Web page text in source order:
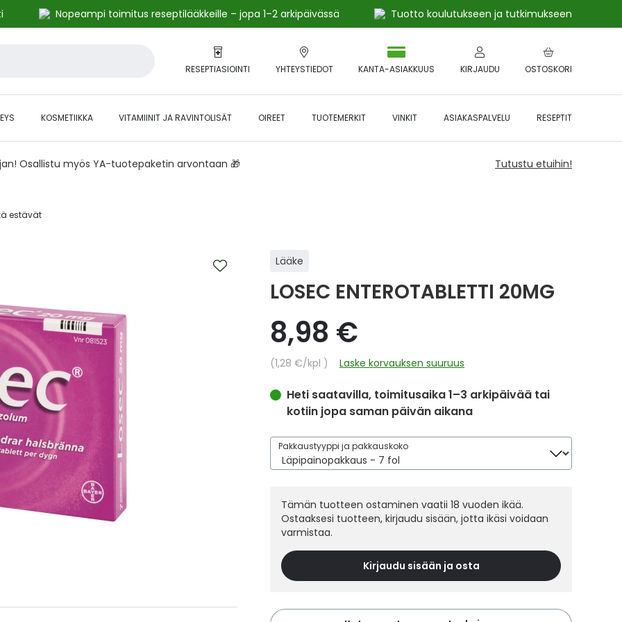
Nopeampi toimitus reseptilääkkeille – jopa 1–2 arkipäivässä
Tuotto koulutukseen ja tutkimukseen
RESEPTIASIOINTI YHTEYSTIEDOT OSTOSKORI
KANTA-ASIAKKUUS KIRJAUDU
KOSMETIIKKA VITAMIINIT JA RAVINTOLISÄT OIREET TUOTEMERKIT VINKIT ASIAKASPALVELU RESEPTIT
Osallistu myös YA-tuotepaketin arvontaan 🎁 Tutustu etuihin!
estävät‎
Lääke
LOSEC ENTEROTABLETTI 20MG
8,98 €
Yksikköhinta
1,28 €/kpl Laske korvauksen suuruus
Heti saatavilla, toimitusaika 1–3 arkipäivää tai
kotiin jopa saman päivän aikana
Pakkaustyyppi ja pakkauskoko
Tämän tuotteen ostaminen vaatii 18 vuoden ikää.
Ostaaksesi tuotteen, kirjaudu sisään, jotta ikäsi voidaan
varmistaa.
Kirjaudu sisään ja osta